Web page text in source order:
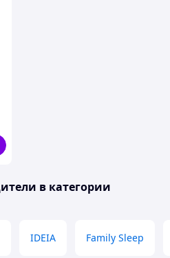
в категории
IDEIA Family Sleep